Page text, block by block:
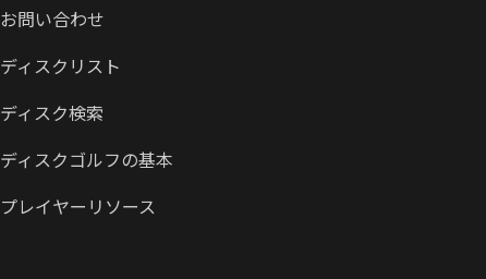
お問い合わせ
ディスクリスト
ディスク検索
ディスクゴルフの基本
プレイヤーリソース